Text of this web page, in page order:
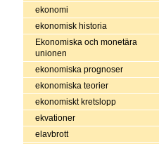
ekonomi
ekonomisk historia
Ekonomiska och monetära
unionen
ekonomiska prognoser
ekonomiska teorier
ekonomiskt kretslopp
ekvationer
elavbrott